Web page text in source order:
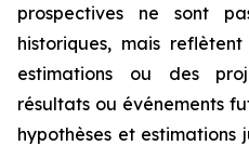
prospectives ne sont
historiques, mais
estimations ou des
résultats ou événements
hypothèses et estimations